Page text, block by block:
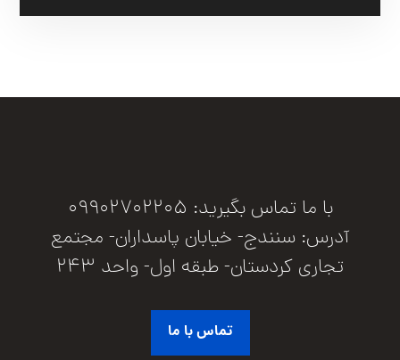
با ما تماس بگیرید: 09902702205
آدرس: سنندج- خیابان پاسداران- مجتمع
تجاری کردستان- طبقه اول- واحد 243
تماس با ما